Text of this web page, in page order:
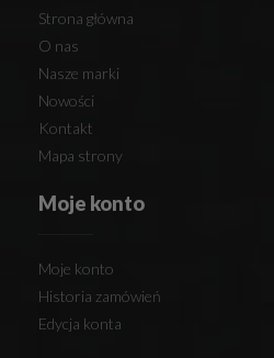
Strona główna
O nas
Nasze marki
Nowości
Kontakt
Mapa strony
Moje konto
Moje konto
Historia zamówień
Edycja konta